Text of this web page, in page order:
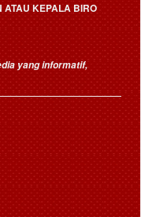
ATAU KEPALA BIRO
yang informatif,